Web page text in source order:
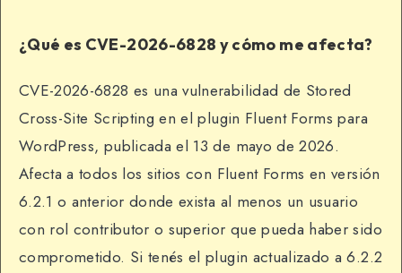
¿Qué es CVE-2026-6828 y cómo me afecta?
CVE-2026-6828 es una vulnerabilidad de Stored
Cross-Site Scripting en el plugin Fluent Forms para
WordPress, publicada el 13 de mayo de 2026.
Afecta a todos los sitios con Fluent Forms en versión
6.2.1 o anterior donde exista al menos un usuario
con rol contributor o superior que pueda haber sido
comprometido. Si tenés el plugin actualizado a 6.2.2